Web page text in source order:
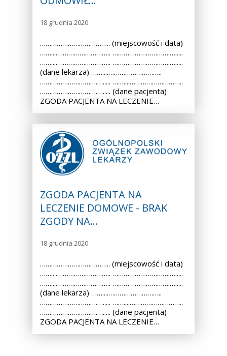
18 grudnia 2020
……………………………….. (miejscowość i data)
……....……………………….. ………………………….….....
……....……………………….. ………………………….….....
(dane lekarza) ……....………………………..
………………………….…..... ……....………………………..
………………………….…..... (dane pacjenta)
ZGODA PACJENTA NA LECZENIE…
ZGODA PACJENTA NA
LECZENIE DOMOWE - BRAK
ZGODY NA…
18 grudnia 2020
……………………………….. (miejscowość i data)
……....……………………….. ………………………….….....
……....……………………….. ………………………….….....
(dane lekarza) ……....………………………..
………………………….…..... ……....………………………..
………………………….…..... (dane pacjenta)
ZGODA PACJENTA NA LECZENIE…